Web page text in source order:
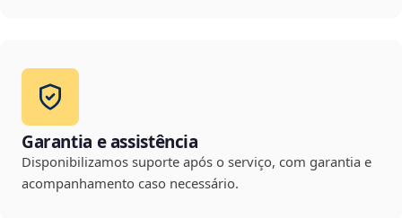
Garantia e assistência
Disponibilizamos suporte após o serviço, com garantia e
acompanhamento caso necessário.